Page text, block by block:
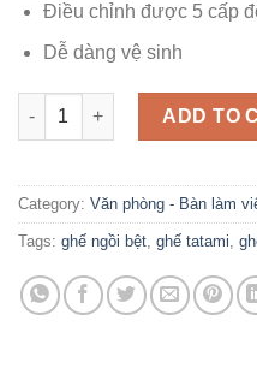
Điều chỉnh được 5 cấp
Dễ dàng vệ sinh
Ghế tựa lưng tatami - ghế
ADD TO
Category: Văn phòng - Bàn làm
Tags: ghế ngồi bệt ghế tatami